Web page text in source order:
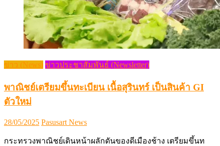
ข่าว (News) ข่าวประชาสัมพันธ์ (Newsletter)
พาณิชย์เตรียมขึ้นทะเบียน เนื้อสุรินทร์ เป็นสินค้า GI
ตัวใหม่
Posted
28/05/2025 Author
Pasusart News
กระทรวงพาณิชย์เดินหน้าผลักดันของดีเมืองช้าง เตรียมขึ้นท